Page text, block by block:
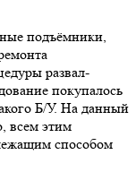
подъёмники,
развал-
покупалось
Б/У. На данный
всем этим
способом